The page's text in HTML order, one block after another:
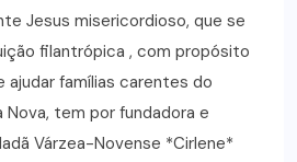
Jesus misericordioso, que se
filantrópica , com propósito
ajudar famílias carentes do
Nova, tem por fundadora e
Várzea-Novense *Cirlene*